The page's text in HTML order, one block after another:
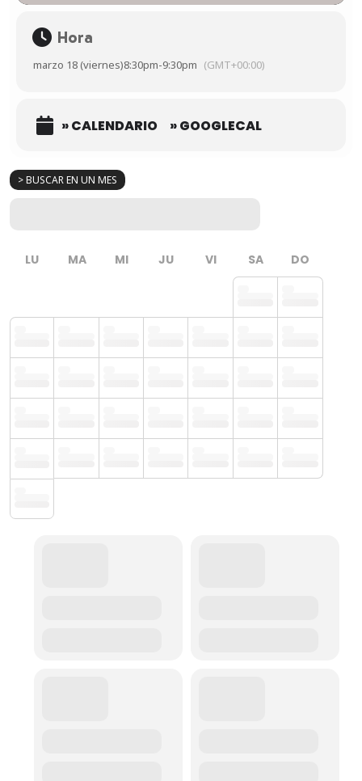
> BUSCAR EN UN MES
LU MA MI JU VI SA DO
Hora
marzo 18 (viernes)8:30pm-9:30pm (GMT+00:00)
» CALENDARIO » GOOGLECAL